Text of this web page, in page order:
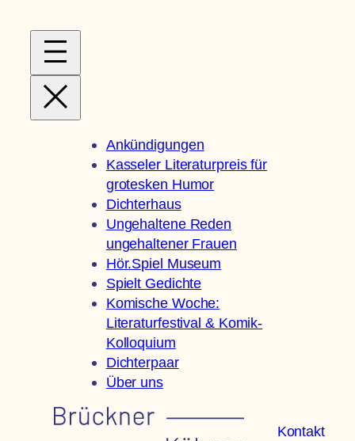
Inhalt
springen
Ankündigungen
Kasseler Literaturpreis für
grotesken Humor
Dichterhaus
Ungehaltene Reden
ungehaltener Frauen
Hör.Spiel Museum
Spielt Gedichte
Komische Woche:
Literaturfestival & Komik-
Kolloquium
Dichterpaar
Über uns
Kontakt